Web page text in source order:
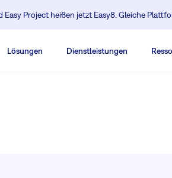
Project heißen jetzt Easy8. Gleiche
Lösungen Dienstleistungen